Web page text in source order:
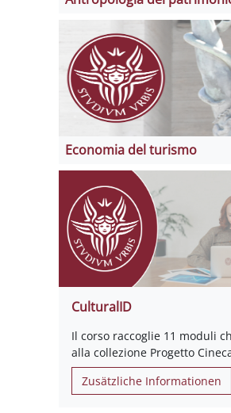
Economia del turismo
CulturalID
Il corso raccoglie 11 moduli
alla collezione Progetto
Zusätzliche Informationen